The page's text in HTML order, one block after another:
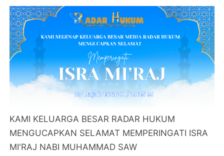
KAMI KELUARGA BESAR RADAR HUKUM
MENGUCAPKAN SELAMAT MEMPERINGATI ISRA
MI'RAJ NABI MUHAMMAD SAW